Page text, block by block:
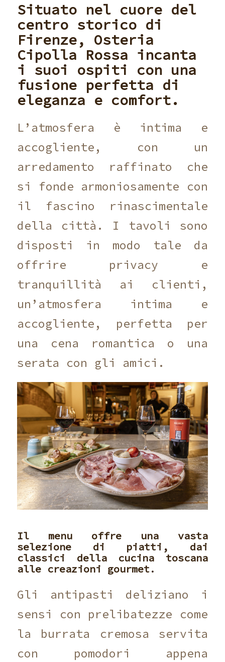
Situato nel cuore del
centro storico di
Firenze, Osteria
Cipolla Rossa incanta
i suoi ospiti con una
fusione perfetta di
eleganza e comfort.
L’atmosfera è intima e
accogliente, con un
arredamento raffinato che
si fonde armoniosamente con
il fascino rinascimentale
della città. I tavoli sono
disposti in modo tale da
offrire privacy e
tranquillità ai clienti,
un’atmosfera intima e
accogliente, perfetta per
una cena romantica o una
serata con gli amici.
Il menu offre una vasta
selezione di piatti, dai
classici della cucina toscana
alle creazioni gourmet.
Gli antipasti deliziano i
sensi con prelibatezze come
la burrata cremosa servita
con pomodori appena